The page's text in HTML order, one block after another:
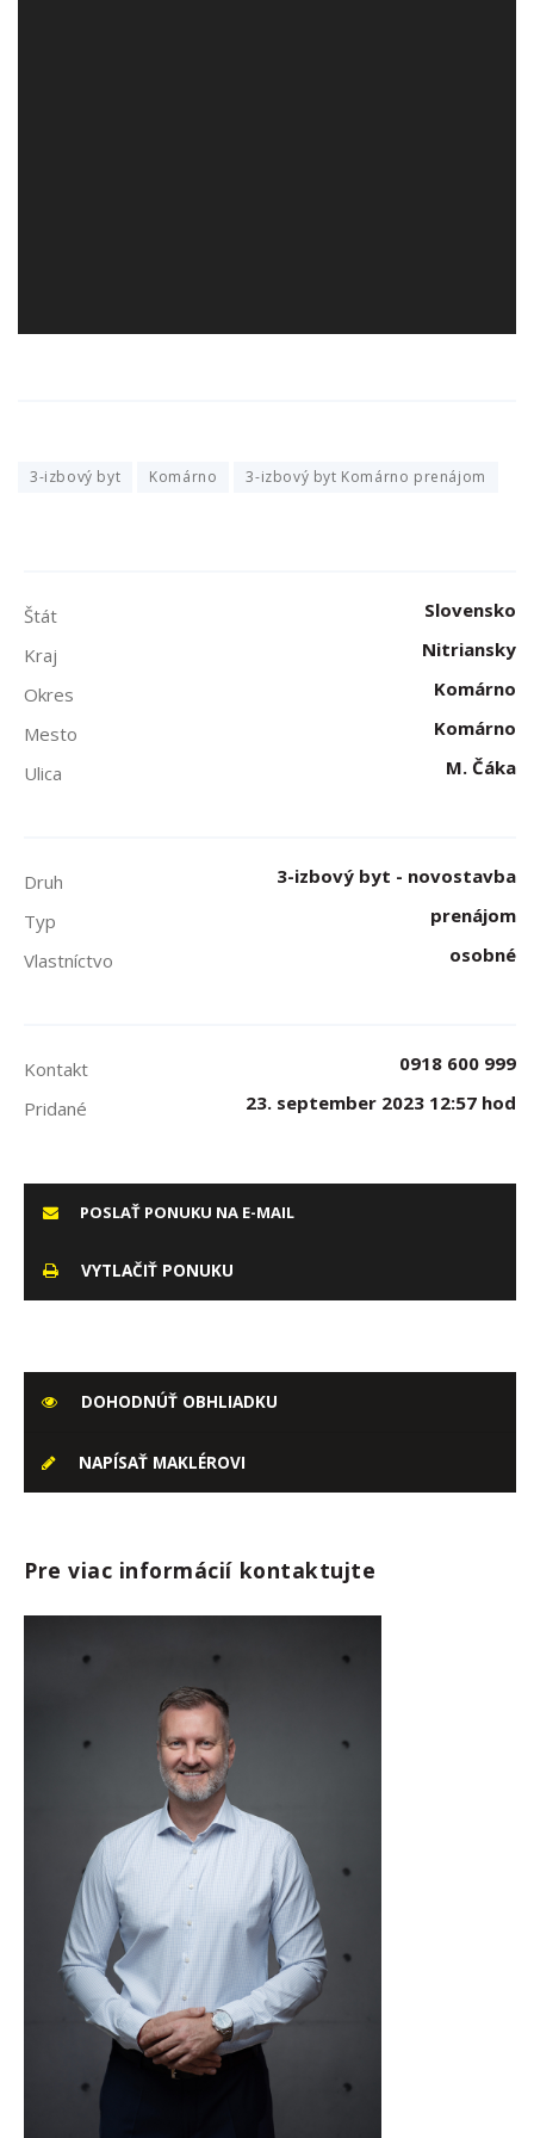
3-izbový byt Komárno 3-izbový byt Komárno prenájom
Štát
Slovensko
Kraj
Nitriansky
Okres
Komárno
Mesto
Komárno
Ulica
M. Čáka
Druh
3-izbový byt - novostavba
Typ
prenájom
Vlastníctvo
osobné
Kontakt
0918 600 999
Pridané
23. september 2023 12:57 hod
POSLAŤ PONUKU NA E-MAIL
VYTLAČIŤ PONUKU
DOHODNÚŤ OBHLIADKU
NAPÍSAŤ MAKLÉROVI
Pre viac informácií kontaktujte